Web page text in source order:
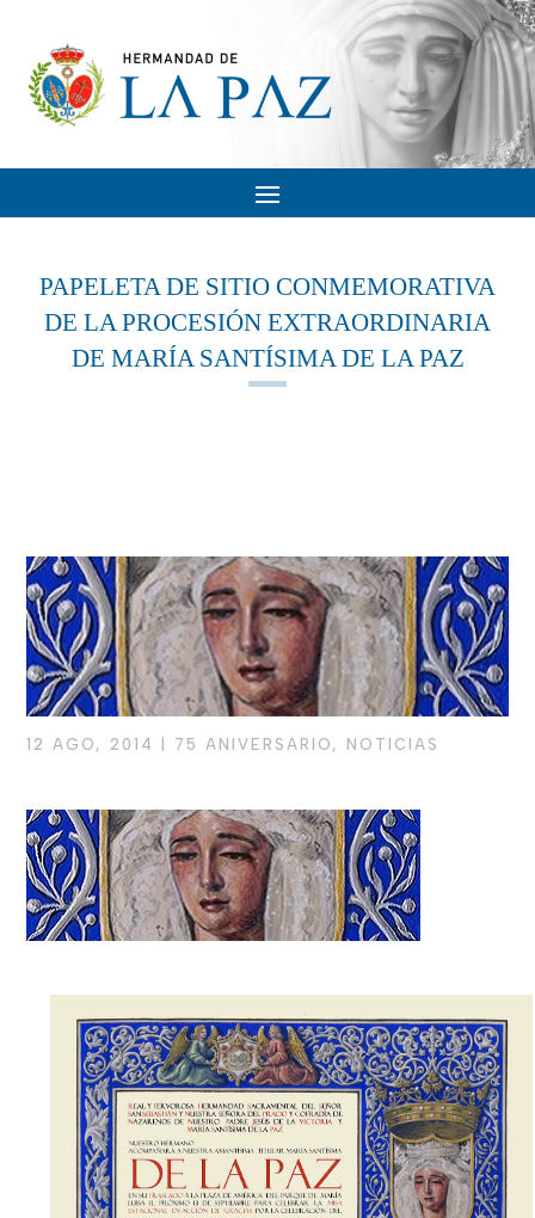
PAPELETA DE SITIO CONMEMORATIVA
DE LA PROCESIÓN EXTRAORDINARIA
DE MARÍA SANTÍSIMA DE LA PAZ
12 AGO, 2014 75 ANIVERSARIO , NOTICIAS